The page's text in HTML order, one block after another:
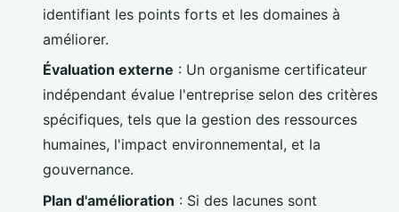
identifiant les points forts et les domaines à
améliorer.
Évaluation externe : Un organisme certificateur
indépendant évalue l'entreprise selon des critères
spécifiques, tels que la gestion des ressources
humaines, l'impact environnemental, et la
gouvernance.
Plan d'amélioration : Si des lacunes sont